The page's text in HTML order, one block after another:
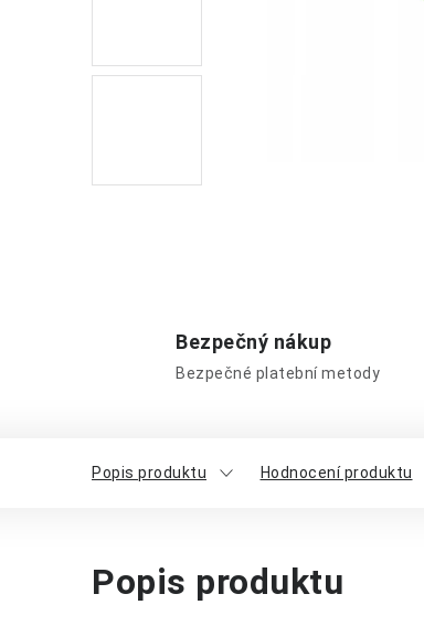
Bezpečný nákup
Bezpečné platební metody
Popis produktu Hodnocení produktu
Popis produktu